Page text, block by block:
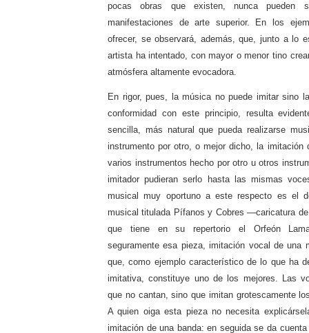
pocas obras que existen, nunca pueden
manifestaciones de arte superior. En los
ofrecer, se observará, además, que, junto a lo
artista ha intentado, con mayor o menor tino
atmósfera altamente evocadora.
En rigor, pues, la música no puede imitar sino
conformidad con este principio, resulta
sencilla, más natural que pueda realizarse
instrumento por otro, o mejor dicho, la imitación
varios instrumentos hecho por otro u otros
imitador pudieran serlo hasta las mismas
musical muy oportuno a este respecto es el
musical titulada Pífanos y Cobres —caricatura
que tiene en su repertorio el Orfeón
seguramente esa pieza, imitación vocal de una
que, como ejemplo característico de lo que ha
imitativa, constituye uno de los mejores. Las
que no cantan, sino que imitan grotescamente
A quien oiga esta pieza no necesita
imitación de una banda: en seguida se da